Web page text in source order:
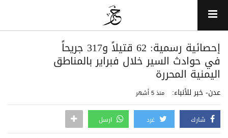
إحصائية رسمية: 62 قتيلاً و317 جريحاً
في حوادث السير خلال فبراير بالمناطق
اليمنية المحررة
عدن- خبر للأنباء: منذ 5 أشهر
شارك غرد ارسل